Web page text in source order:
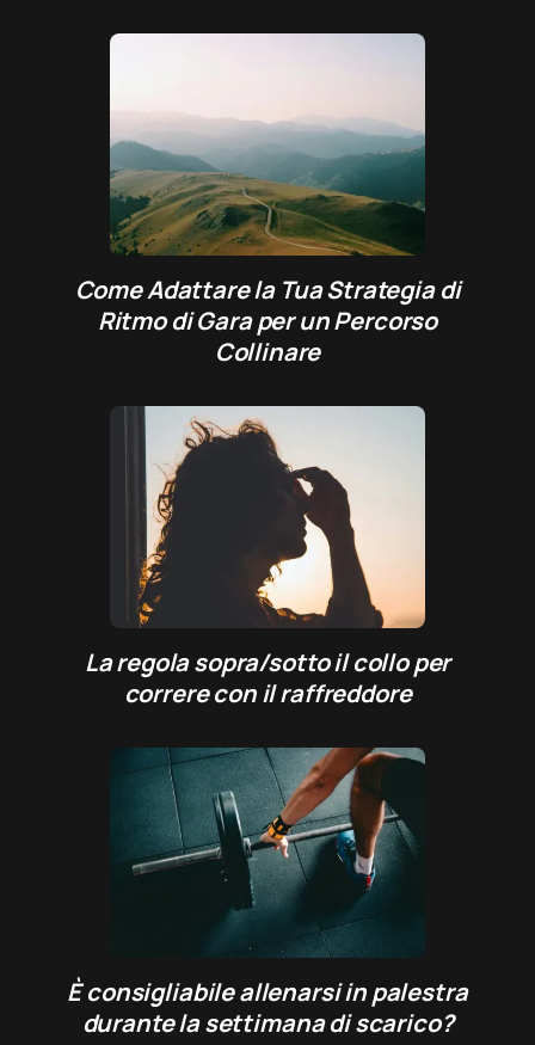
Come Adattare la Tua Strategia di
Ritmo di Gara per un Percorso
Collinare
La regola sopra/sotto il collo per
correre con il raffreddore
È consigliabile allenarsi in palestra
durante la settimana di scarico?